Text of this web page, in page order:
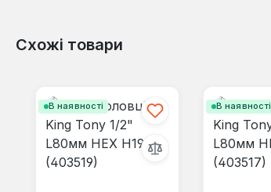
Схожі товари
В наявності В наявності